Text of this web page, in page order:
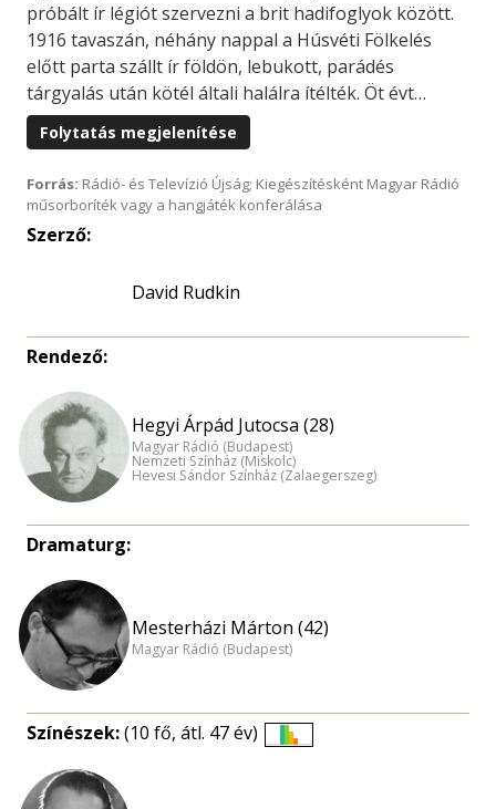
próbált ír légiót szervezni a brit hadifoglyok között.
1916 tavaszán, néhány nappal a Húsvéti Fölkelés
előtt parta szállt ír földön, lebukott, parádés
tárgyalás után kötél általi halálra ítélték. Öt évt…
Folytatás megjelenítése
Forrás: Rádió- és Televízió Újság; Kiegészítésként Magyar Rádió
műsorboríték vagy a hangjáték konferálása
Szerző:
David Rudkin
Rendező:
Hegyi Árpád Jutocsa (28)
Magyar Rádió (Budapest)
Nemzeti Színház (Miskolc)
Hevesi Sándor Színház (Zalaegerszeg)
Dramaturg:
Mesterházi Márton (42)
Magyar Rádió (Budapest)
Színészek:(10 fő, átl. 47 év)